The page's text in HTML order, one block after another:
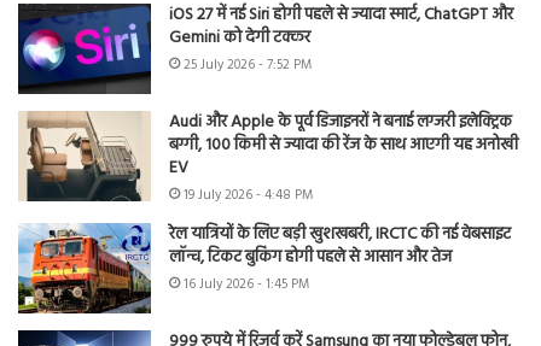
iOS 27 में नई Siri होगी पहले से ज्यादा स्मार्ट, ChatGPT और
Gemini को देगी टक्कर
25 July 2026 - 7:52 PM
Audi और Apple के पूर्व डिजाइनरों ने बनाई लग्जरी इलेक्ट्रिक
बग्गी, 100 किमी से ज्यादा की रेंज के साथ आएगी यह अनोखी
EV
19 July 2026 - 4:48 PM
रेल यात्रियों के लिए बड़ी खुशखबरी, IRCTC की नई वेबसाइट
लॉन्च, टिकट बुकिंग होगी पहले से आसान और तेज
16 July 2026 - 1:45 PM